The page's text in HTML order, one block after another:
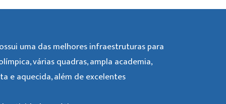
uma das melhores infraestruturas para
várias quadras, ampla academia,
e aquecida, além de excelentes